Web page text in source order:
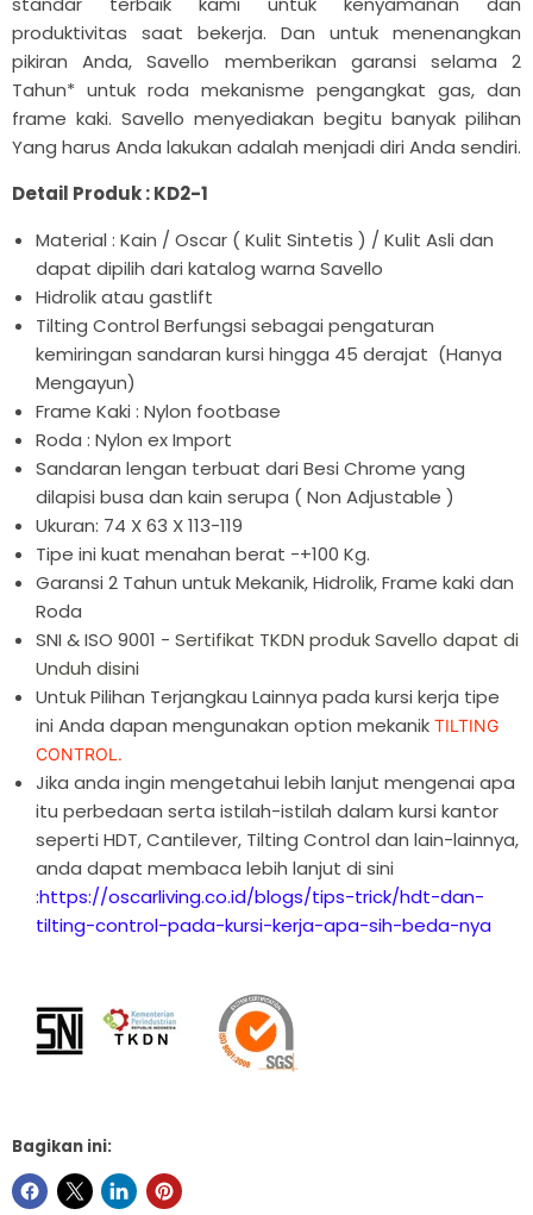
produktivitas saat bekerja. Dan untuk menenangkan
pikiran Anda, Savello memberikan garansi selama 2
Tahun* untuk roda mekanisme pengangkat gas, dan
frame kaki. Savello menyediakan begitu banyak pilihan
Yang harus Anda lakukan adalah menjadi diri Anda sendiri.
Detail Produk : KD2-1
Material : Kain / Oscar ( Kulit Sintetis ) / Kulit Asli dan
dapat dipilih dari katalog warna Savello
Hidrolik atau gastlift
Tilting Control Berfungsi sebagai pengaturan
kemiringan sandaran kursi hingga 45 derajat (Hanya
Mengayun)
Frame Kaki : Nylon footbase
Roda : Nylon ex Import
Sandaran lengan terbuat dari Besi Chrome yang
dilapisi busa dan kain serupa ( Non Adjustable )
Ukuran: 74 X 63 X 113-119
Tipe ini kuat menahan berat -+100 Kg.
Garansi 2 Tahun untuk Mekanik, Hidrolik, Frame kaki dan
Roda
SNI & ISO 9001 - Sertifikat TKDN produk Savello dapat di
Unduh disini
Untuk Pilihan Terjangkau Lainnya pada kursi kerja tipe
ini Anda dapan mengunakan option mekanik TILTING
CONTROL.
Jika anda ingin mengetahui lebih lanjut mengenai apa
itu perbedaan serta istilah-istilah dalam kursi kantor
seperti HDT, Cantilever, Tilting Control dan lain-lainnya,
anda dapat membaca lebih lanjut di sini
:https://oscarliving.co.id/blogs/tips-trick/hdt-dan-
tilting-control-pada-kursi-kerja-apa-sih-beda-nya
Bagikan ini: